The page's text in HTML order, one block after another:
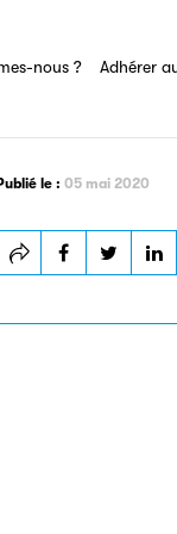
nous ? Adhérer
le : 05 mai 2020
destinée à